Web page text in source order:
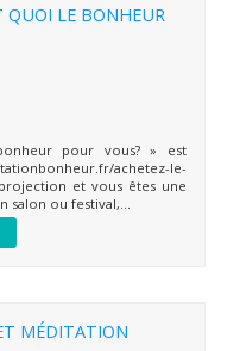
QUOI LE BONHEUR
pour vous? » est
achetez-le-
et vous êtes une
salon ou festival,...
MÉDITATION